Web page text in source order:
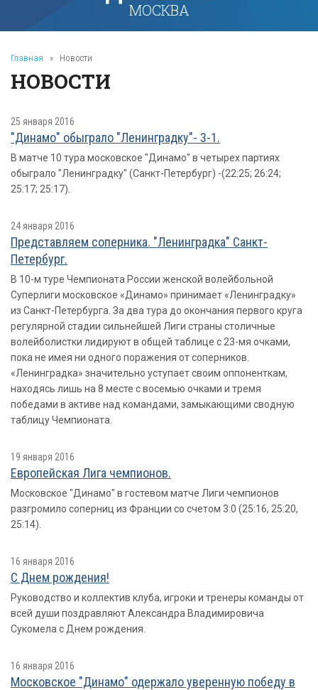
МОСКВА
Главная » Новости
НОВОСТИ
25 января 2016
"Динамо" обыграло "Ленинградку"- 3-1.
В матче 10 тура московское "Динамо" в четырех партиях
обыграло "Ленинградку" (Санкт-Петербург) -(22:25; 26:24;
25:17; 25:17).
24 января 2016
Представляем соперника. "Ленинградка" Санкт-
Петербург.
В 10-м туре Чемпионата России женской волейбольной
Суперлиги московское «Динамо» принимает «Ленинградку»
из Санкт-Петербурга. За два тура до окончания первого круга
регулярной стадии сильнейшей Лиги страны столичные
волейболистки лидируют в общей таблице с 23-мя очками,
пока не имея ни одного поражения от соперников.
«Ленинградка» значительно уступает своим оппоненткам,
находясь лишь на 8 месте с восемью очками и тремя
победами в активе над командами, замыкающими сводную
таблицу Чемпионата.
19 января 2016
Европейская Лига чемпионов.
Московское "Динамо" в гостевом матче Лиги чемпионов
разгромило соперниц из Франции со счетом 3:0 (25:16, 25:20,
25:14).
16 января 2016
С Днем рождения!
Руководство и коллектив клуба, игроки и тренеры команды от
всей души поздравляют Александра Владимировича
Сукомела с Днем рождения.
16 января 2016
Московское "Динамо" одержало уверенную победу в